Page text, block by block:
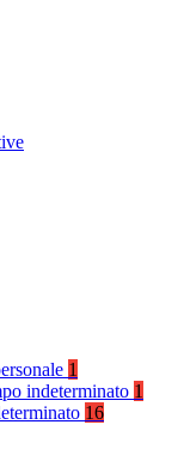
1
indeterminato 1
16